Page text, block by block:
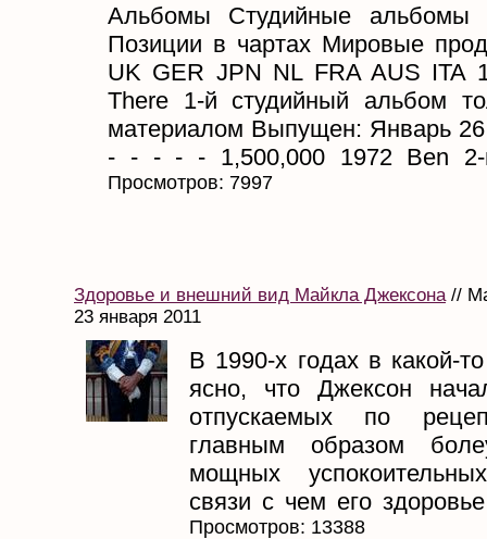
Альбомы Студийные альбомы
Позиции в чартах Мировые
UK GER JPN NL FRA AUS ITA
There 1-й студийный альбом
материалом Выпущен: Январь
- - - - - 1,500,000 1972 Ben 2-
Просмотров: 7997
Здоровье и внешний вид Майкла Джексона//
23 января 2011
В 1990-х годах в какой-
ясно, что Джексон
отпускаемых по
главным образом
мощных
связи с чем его
Просмотров: 13388